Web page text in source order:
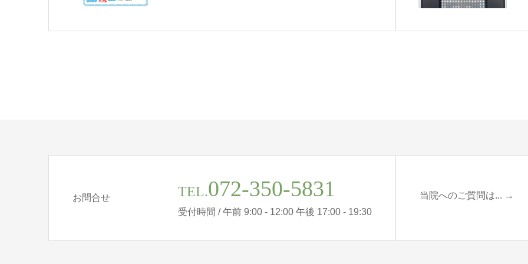
お問合せ TEL.072-350-5831
受付時間 / 午前 9:00 - 12:00 午後 17:00 - 19:30
当院へのご質問は... →